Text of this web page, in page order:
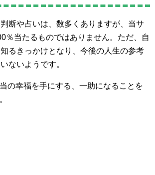
断や占いは、数多くありますが、当サ
％当たるものではありません。ただ、自
るきっかけとなり、今後の人生の参考
ないようです。
の幸福を手にする、一助になることを